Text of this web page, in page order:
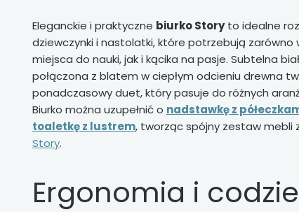
Eleganckie i praktyczne biurko Storyto idealne
dziewczynki i nastolatki, które potrzebują zarówno
miejsca do nauki, jak i kącika na pasje. Subtelna
połączona z blatem w ciepłym odcieniu drewna
ponadczasowy duet, który pasuje do różnych
Biurko można uzupełnić o nadstawkę z
toaletkę z lustrem, tworząc spójny zestaw mebli
Story.
Ergonomia i